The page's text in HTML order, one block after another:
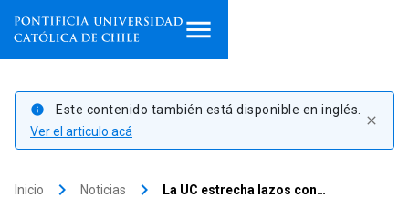
Programas de estudio
institutos
info
Este contenido también está disponible en inglés.
Ver el articulo acá
close
Inicio keyboard_arrow_right Noticias keyboard_arrow_right La UC estrecha lazos con…